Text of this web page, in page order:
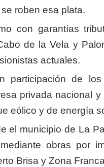
roben esa plata.
con garantías
de la Vela y
actuales.
participación de los
privada nacional y
eólico y de energía
el municipio de La
obras por
Brisa y Zona